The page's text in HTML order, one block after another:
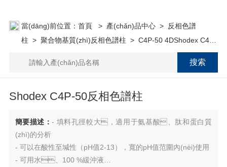
當(dāng)前位置： 首頁 > 產(chǎn)品中心>
反相色譜
柱 > 聚合物基質(zhì)反相色譜柱 > C4P-50 4DShodex C4P-
Shodex C4P-50反相色譜柱
簡要描述： - 填料孔徑較大，適用于氨基酸、肽和蛋白質
(zhì)的分析
- 可以在酸性至堿性（pH值2-13），寬的pH值范圍內(nèi)使用
- 可用水、100 %緩沖液